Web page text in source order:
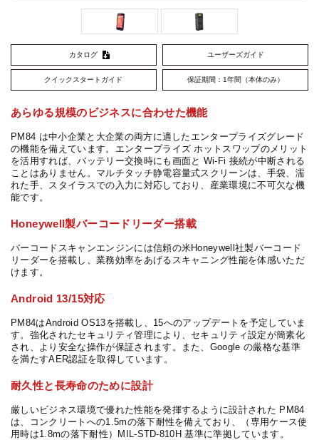
カタログ ユーザーズガイド
クイックスタートガイド 保証期間：1年間（本体のみ）
あらゆる規模のビジネスに合わせた機能
PM84 は中小企業と大企業の両方に適したエンタープライズグレード
の機能を備えています。エンタープライズ ホットスワップのメリット
を活用すれば、バッテリー交換時にも画面と Wi-Fi 接続が中断される
ことはありません。マルチタッチ静電容量式スクリーンは、手袋、濡
れた手、スタイラスでの入力に対応しており、産業環境に不可欠な機
能です。
Honeywell製バーコードリーダー搭載
バーコードスキャンエンジンには信頼の米Honeywell社製バーコード
リーダーを搭載し、業務効率をあげるスキャニング性能を体感いただ
けます。
Android 13/15対応
PM84はAndroid OS13を搭載し、15へのアップデートを予定していま
す。強化されたセキュリティ管理により、セキュリティ設定が簡素化
され、より安全な操作が保証されます。また、Google の厳格な基準
を満たすAER認証を取得しています。
耐久性と長寿命のために設計
厳しいビジネス環境で優れた性能を発揮するように設計された PM84
は、コンクリートへの1.5mの落下耐性を備えており、（専用ケース使
用時は1.8mの落下耐性）MIL-STD-810H 基準に準拠しています。